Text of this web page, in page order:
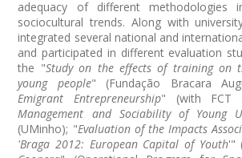
adequacy of different methodologies
sociocultural trends. Along with
integrated several national and
and participated in different evaluation
the "Study on the effects of training on
young people" (Fundação Bracara
Emigrant Entrepreneurship" (with FCT
Management and Sociability of Young
(UMinho); "Evaluation of the Impacts
'Braga 2012: European Capital of Youth'"